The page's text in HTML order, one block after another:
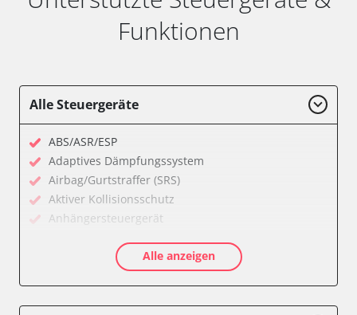
Funktionen
Alle Steuergeräte
ABS/ASR/ESP
Adaptives Dämpfungssystem
Airbag/Gurtstraffer (SRS)
Aktiver Kollisionsschutz
Anhängersteuergerät
Dachbedieneinheit (DBE)
Diagnoseschnittstelle (EOBD/OBDII)
Alle anzeigen